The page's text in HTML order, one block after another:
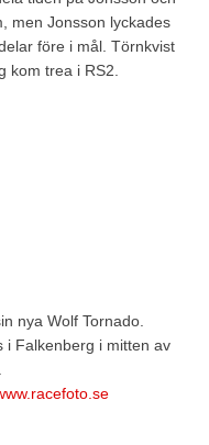
men Jonsson lyckades
före i mål. Törnkvist
kom trea i RS2.
nya Wolf Tornado.
i Falkenberg i mitten av